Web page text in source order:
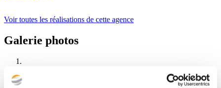
Voir toutes les réalisations de cette agence
Galerie photos